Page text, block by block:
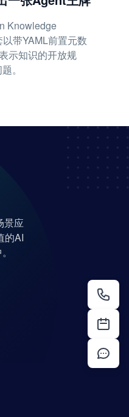
Knowledge
带YAML前置元数
示知识的开放规
。
景应
的AI